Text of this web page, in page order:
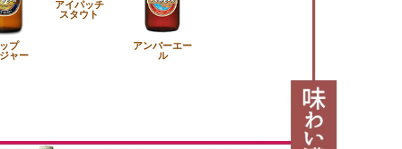
アイパッチ
スタウト
アンバーエー
ル
プ
ャー